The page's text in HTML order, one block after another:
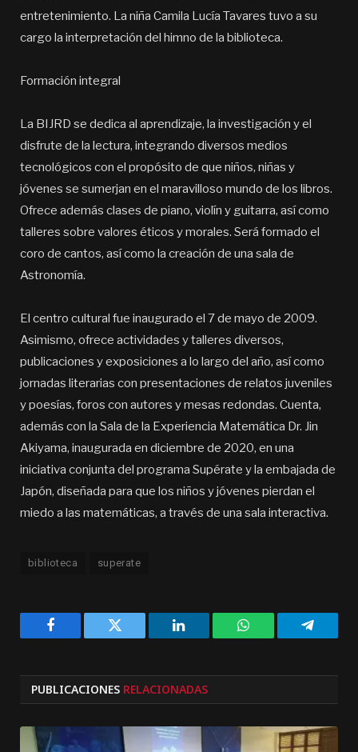
entretenimiento. La niña Camila Lucía Tavares tuvo a su
cargo la interpretación del himno de la biblioteca.
Formación integral
La BIJRD se dedica al aprendizaje, la investigación y el
disfrute de la lectura, integrando diversos medios
tecnológicos con el propósito de que niños, niñas y
jóvenes se sumerjan en el maravilloso mundo de los libros.
Ofrece además clases de piano, violín y guitarra, así como
talleres sobre valores éticos y morales. Será formado el
coro de cantos, así como la creación de una sala de
Astronomía.
El centro cultural fue inaugurado el 7 de mayo de 2009.
Asimismo, ofrece actividades y talleres diversos,
publicaciones y exposiciones a lo largo del año, así como
jornadas literarias con presentaciones de relatos juveniles
y poesías, foros con autores y mesas redondas. Cuenta,
además con la Sala de la Experiencia Matemática Dr. Jin
Akiyama, inaugurada en diciembre de 2020, en una
iniciativa conjunta del programa Supérate y la embajada de
Japón, diseñada para que los niños y jóvenes pierdan el
miedo a las matemáticas, a través de una sala interactiva.
biblioteca superate
Facebook Twitter LinkedIn WhatsApp
PUBLICACIONES RELACIONADAS